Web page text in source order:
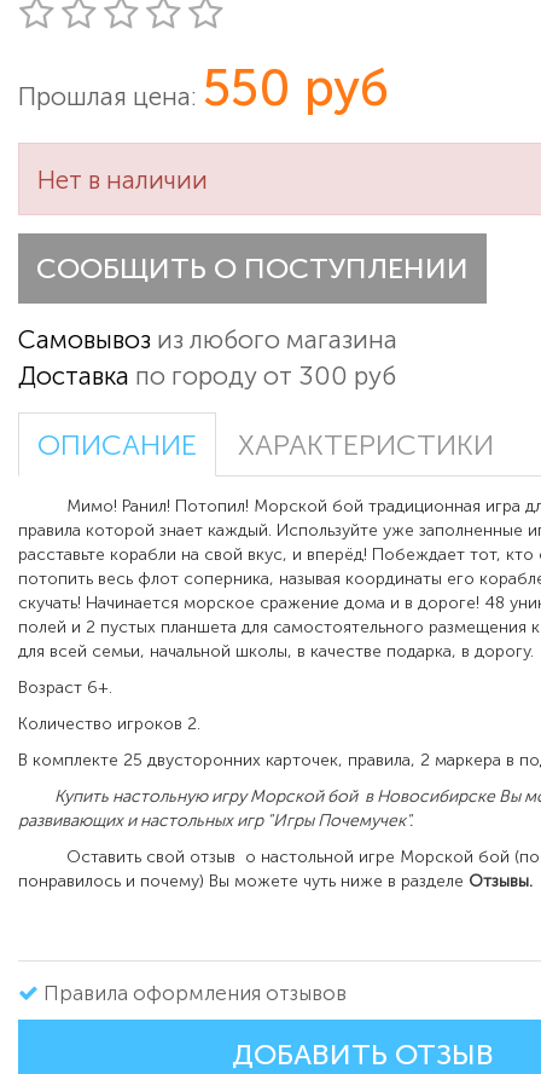
Прошлая цена: 550 руб
Нет в наличии
СООБЩИТЬ О ПОСТУПЛЕНИИ
Самовывоз из любого магазина
Доставка по городу от 300 руб
ОПИСАНИЕ ХАРАКТЕРИСТИКИ
Мимо! Ранил! Потопил! Морской бой традиционная игра
правила которой знает каждый. Используйте уже заполненные
расставьте корабли на свой вкус, и вперёд! Побеждает тот,
потопить весь флот соперника, называя координаты его
скучать! Начинается морское сражение дома и в дороге! 48
полей и 2 пустых планшета для самостоятельного размещения
для всей семьи, начальной школы, в качестве подарка, в дорогу.
Возраст 6+.
Количество игроков 2.
В комплекте 25 двусторонних карточек, правила, 2 маркера в
Купить настольную игру Морской бой в Новосибирске Вы
развивающих и настольных игр "Игры Почемучек".
Оставить свой отзыв о настольной игре Морской бой
понравилось и почему) Вы можете чуть ниже в разделе Отзывы.
Правила оформления отзывов
ДОБАВИТЬ ОТЗЫВ